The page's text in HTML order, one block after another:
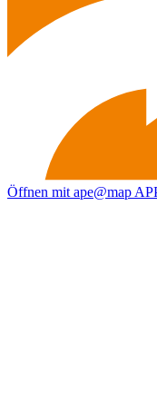
Öffnen mit ape@map